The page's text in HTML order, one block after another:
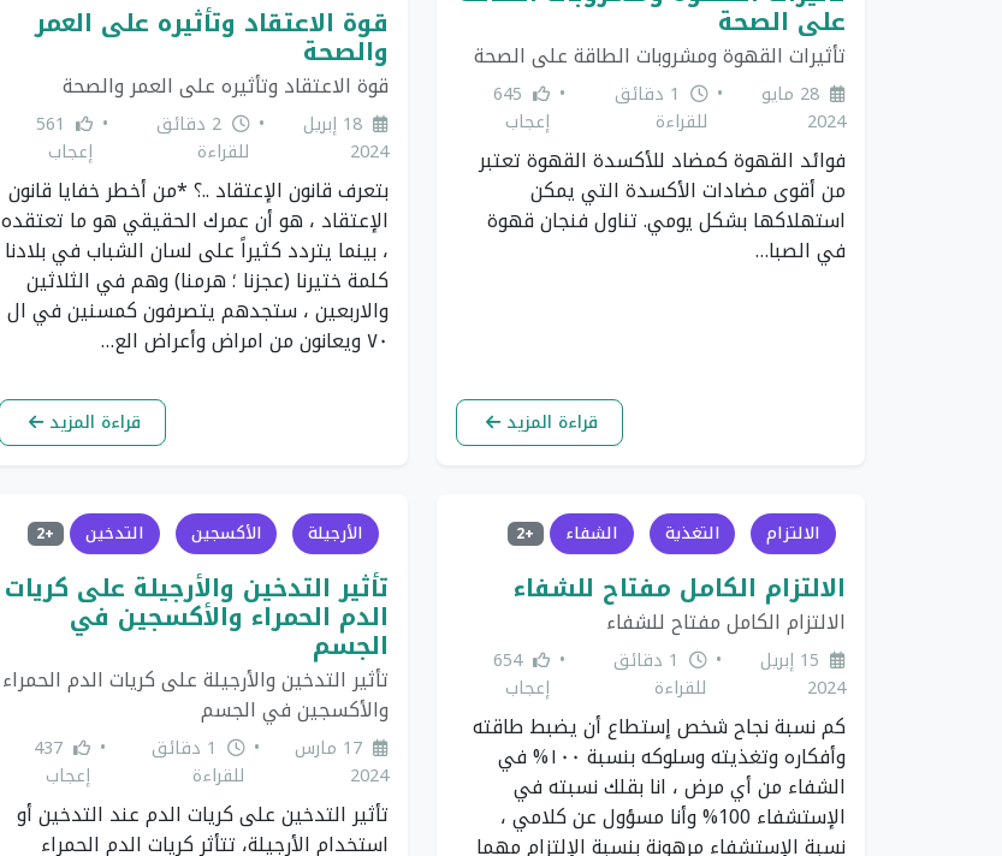
على الصحة
تأثيرات القهوة ومشروبات الطاقة على الصحة
28 مايو
2024
•
1 دقائق
للقراءة
•
645
إعجاب
فوائد القهوة كمضاد للأكسدة القهوة تعتبر
من أقوى مضادات الأكسدة التي يمكن
استهلاكها بشكل يومي. تناول فنجان قهوة
في الصبا…
قراءة المزيد
قوة الاعتقاد وتأثيره على العمر
والصحة
قوة الاعتقاد وتأثيره على العمر والصحة
18 إبريل
2024
•
2 دقائق
للقراءة
•
561
إعجاب
بتعرف قانون الإعتقاد ..؟ *من أخطر خفايا قانون
الإعتقاد ، هو أن عمرك الحقيقي هو ما تعتقده
، بينما يتردد كثيراً على لسان الشباب في بلادنا
كلمة ختيرنا (عجزنا ؛ هرمنا) وهم في الثلاثين
والاربعين ، ستجدهم يتصرفون كمسنين في ال
٧٠ ويعانون من امراض وأعراض الع…
قراءة المزيد
الالتزام التغذية الشفاء +2
الالتزام الكامل مفتاح للشفاء
الالتزام الكامل مفتاح للشفاء
15 إبريل
2024
•
1 دقائق
للقراءة
•
654
إعجاب
كم نسبة نجاح شخص إستطاع أن يضبط طاقته
وأفكاره وتغذيته وسلوكه بنسبة ١٠٠% في
الشفاء من أي مرض ، انا بقلك نسبته في
الإستشفاء 100% وأنا مسؤول عن كلامي ،
نسبة الإستشفاء مرهونة بنسبة الإلتزام مهما
الأرجيلة الأكسجين التدخين +2
تأثير التدخين والأرجيلة على كريات
الدم الحمراء والأكسجين في
الجسم
تأثير التدخين والأرجيلة على كريات الدم الحمراء
والأكسجين في الجسم
17 مارس
2024
•
1 دقائق
للقراءة
•
437
إعجاب
تأثير التدخين على كريات الدم عند التدخين أو
استخدام الأرجيلة، تتأثر كريات الدم الحمراء